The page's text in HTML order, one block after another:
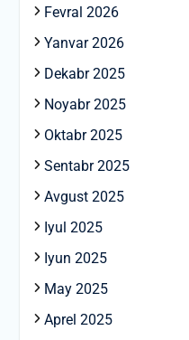
Fevral 2026
Yanvar 2026
Dekabr 2025
Noyabr 2025
Oktabr 2025
Sentabr 2025
Avgust 2025
Iyul 2025
Iyun 2025
May 2025
Aprel 2025